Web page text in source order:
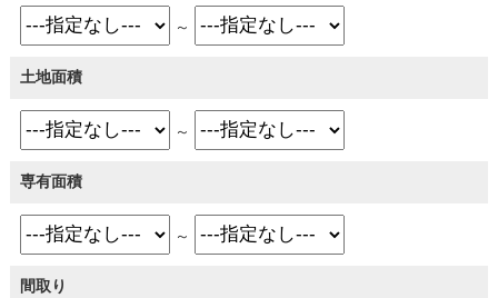
～
土地面積
～
専有面積
～
間取り